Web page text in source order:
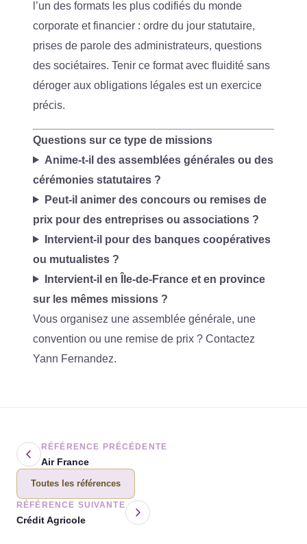
l’un des formats les plus codifiés du monde
corporate et financier : ordre du jour statutaire,
prises de parole des administrateurs, questions
des sociétaires. Tenir ce format avec fluidité sans
déroger aux obligations légales est un exercice
précis.
Questions sur ce type de missions
Anime-t-il des assemblées générales ou des
cérémonies statutaires ?
Peut-il animer des concours ou remises de
prix pour des entreprises ou associations ?
Intervient-il pour des banques coopératives
ou mutualistes ?
Intervient-il en Île-de-France et en province
sur les mêmes missions ?
Vous organisez une assemblée générale, une
convention ou une remise de prix ? Contactez
Yann Fernandez.
RÉFÉRENCE PRÉCÉDENTE
Air France
Toutes les références
RÉFÉRENCE SUIVANTE
Crédit Agricole